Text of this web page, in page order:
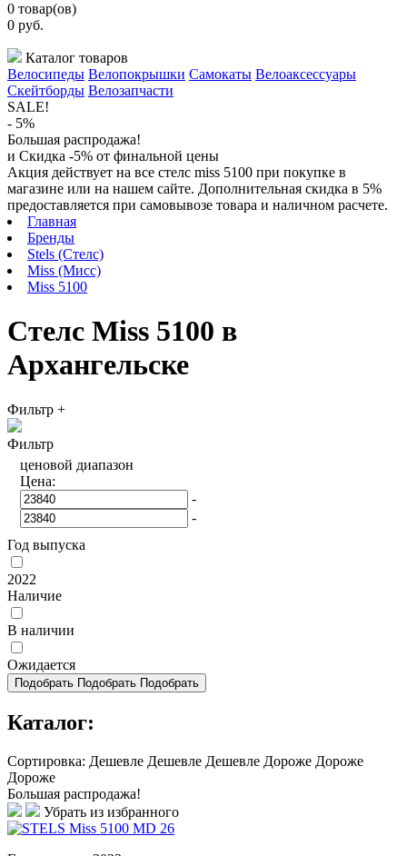
0 товар(ов)
0 руб.
Каталог товаров
Велосипеды Велопокрышки Самокаты Велоаксессуары
Скейтборды Велозапчасти
SALE!
- 5%
Большая распродажа!
и Скидка -5% от финальной цены
Акция действует на все стелс miss 5100 при покупке в
магазине или на нашем сайте. Дополнительная скидка в 5%
предоставляется при самовывозе товара и наличном расчете.
Главная
Бренды
Stels (Стелс)
Miss (Мисс)
Miss 5100
Стелс Miss 5100 в
Архангельске
Фильтр +
Фильтр
ценовой диапазон
Цена:
-
-
Год выпуска
2022
Наличие
В наличии
Ожидается
Подобрать Подобрать Подобрать
Каталог:
Сортировка: Дешевле Дешевле Дешевле Дороже Дороже
Дороже
Большая распродажа!
Убрать из избранного